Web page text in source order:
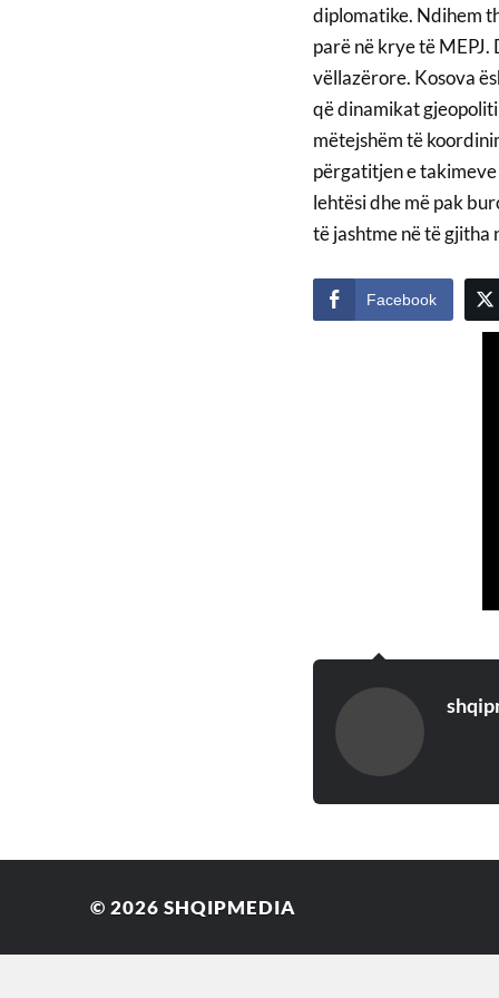
diplomatike. Ndihem
parë në krye të
vëllazërore. Kosova
që dinamikat
mëtejshëm të
përgatitjen e
lehtësi dhe më pak
të jashtme në të gjitha
Facebook
© 2026 SHQIPMEDIA